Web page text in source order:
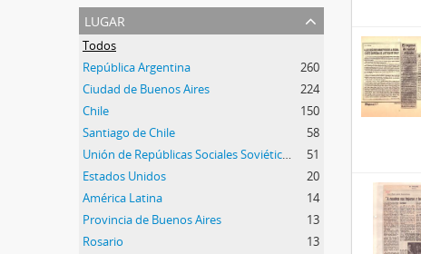
lugar
Todos
República Argentina
260
Ciudad de Buenos Aires
224
Chile
150
Santiago de Chile
58
Unión de Repúblicas Sociales Soviéticas (URSS)
51
Estados Unidos
20
América Latina
14
Provincia de Buenos Aires
13
Rosario
13